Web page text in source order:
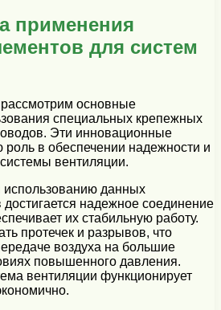
применения
для систем
основные
специальных крепежных
Эти инновационные
роль в обеспечении надежности и
вентиляции.
использованию данных
надежное соединение
их стабильную работу.
протечек и разрывов, что
воздуха на большие
повышенного давления.
вентиляции функционирует